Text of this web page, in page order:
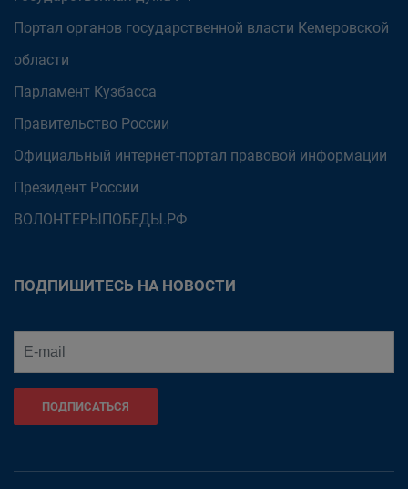
Портал органов государственной власти Кемеровской
области
Парламент Кузбасса
Правительство России
Официальный интернет-портал правовой информации
Президент России
ВОЛОНТЕРЫПОБЕДЫ.РФ
ПОДПИШИТЕСЬ НА НОВОСТИ
ПОДПИСАТЬСЯ